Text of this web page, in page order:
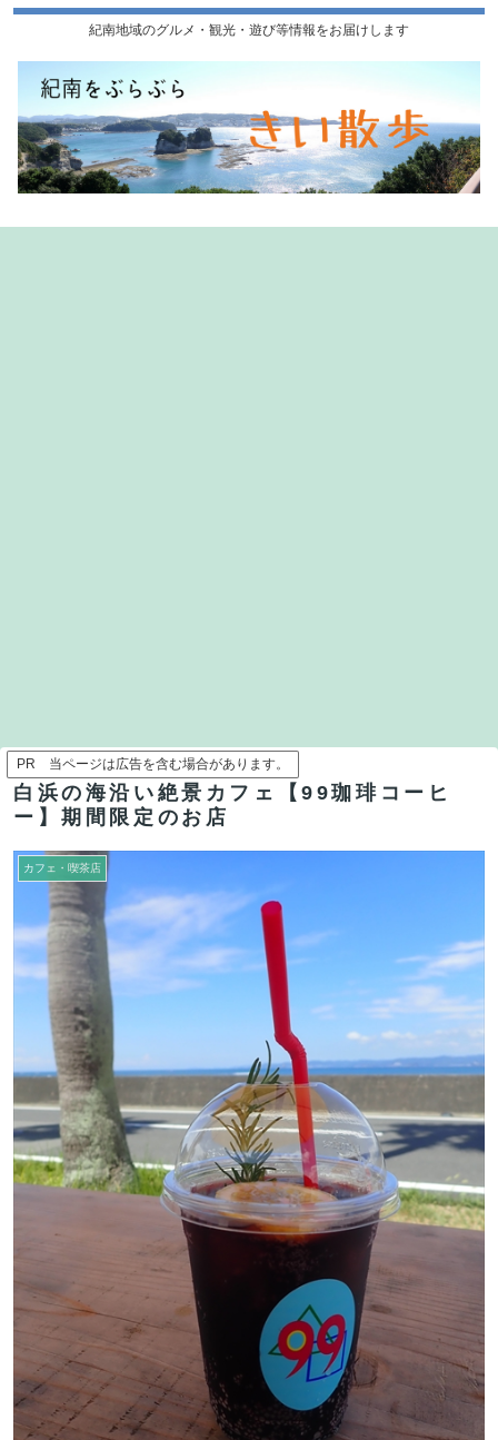
紀南地域のグルメ・観光・遊び等情報をお届けします
PR 当ページは広告を含む場合があります。
白浜の海沿い絶景カフェ【99珈琲コーヒ
ー】期間限定のお店
カフェ・喫茶店